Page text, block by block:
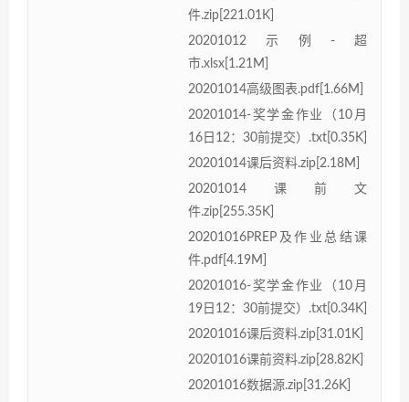
件.zip[221.01K]
20201012示例-超
市.xlsx[1.21M]
20201014高级图表.pdf[1.66M]
20201014-奖学金作业（10月
16日12：30前提交）.txt[0.35K]
20201014课后资料.zip[2.18M]
20201014课前文
件.zip[255.35K]
20201016PREP及作业总结课
件.pdf[4.19M]
20201016-奖学金作业（10月
19日12：30前提交）.txt[0.34K]
20201016课后资料.zip[31.01K]
20201016课前资料.zip[28.82K]
20201016数据源.zip[31.26K]